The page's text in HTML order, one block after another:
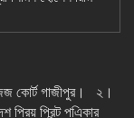
কোর্ট গাজীপুর। ২।
প্রিয় প্রিন্ট পএিকার